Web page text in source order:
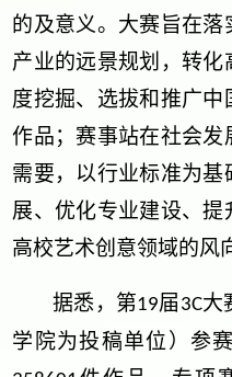
的及意义。大赛旨在
产业的远景规划，转
度挖掘、选拔和推广
作品；赛事站在社会
需要，以行业标准为
展、优化专业建设、
高校艺术创意领域的风
据悉，第19届 3C大
学院为投稿单位）参